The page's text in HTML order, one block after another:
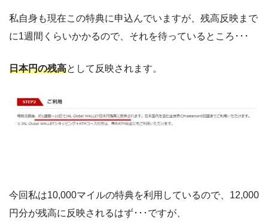
私自身も現在この特典に申込んでいますが、残高反映まで
に1週間くらいかかるので、それを待っているところ･･･
日本円の残高として反映されます。
今回私は10,000マイルの特典を利用しているので、12,000
円分が残高に反映されるはず･･･ですが、